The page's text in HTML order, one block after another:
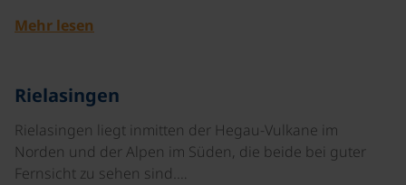
Mehr lesen
Rielasingen
Rielasingen liegt inmitten der Hegau-Vulkane im
Norden und der Alpen im Süden, die beide bei guter
Fernsicht zu sehen sind.…